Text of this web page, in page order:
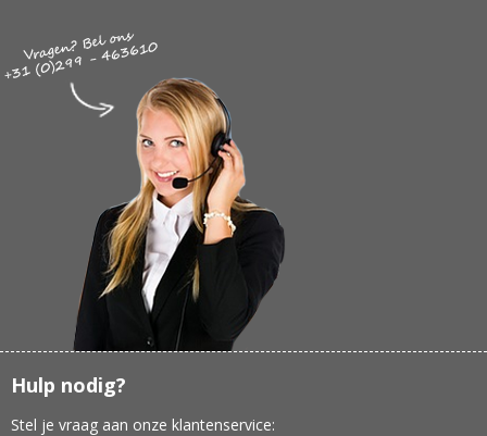
Hulp nodig?
Stel je vraag aan onze klantenservice: